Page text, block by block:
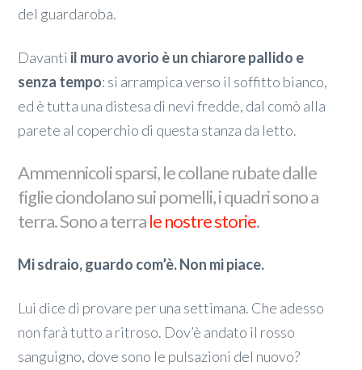
del guardaroba.
Davanti il muro avorio è un chiarore pallido e
senza tempo: si arrampica verso il soffitto bianco,
ed è tutta una distesa di nevi fredde, dal comò alla
parete al coperchio di questa stanza da letto.
Ammennicoli sparsi, le collane rubate dalle
figlie ciondolano sui pomelli, i quadri sono a
terra. Sono a terrale nostre storie.
Mi sdraio, guardo com’è. Non mi piace.
Lui dice di provare per una settimana. Che adesso
non farà tutto a ritroso. Dov’è andato il rosso
sanguigno, dove sono le pulsazioni del nuovo?